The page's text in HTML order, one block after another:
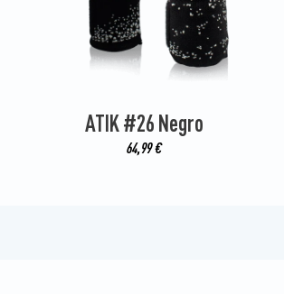
ATIK #26 Negro
64,99€